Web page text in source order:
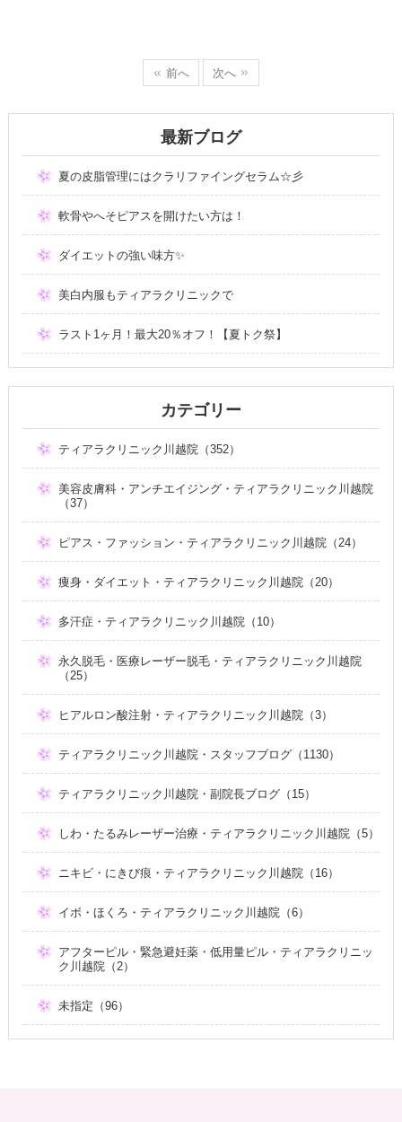
前へ 次へ
最新ブログ
夏の皮脂管理にはクラリファイングセラム☆彡
軟骨やへそピアスを開けたい方は！
ダイエットの強い味方✨
美白内服もティアラクリニックで
ラスト1ヶ月！最大20％オフ！【夏トク祭】
カテゴリー
ティアラクリニック川越院（352）
美容皮膚科・アンチエイジング・ティアラクリニック川越院
（37）
ピアス・ファッション・ティアラクリニック川越院（24）
痩身・ダイエット・ティアラクリニック川越院（20）
多汗症・ティアラクリニック川越院（10）
永久脱毛・医療レーザー脱毛・ティアラクリニック川越院
（25）
ヒアルロン酸注射・ティアラクリニック川越院（3）
ティアラクリニック川越院・スタッフブログ（1130）
ティアラクリニック川越院・副院長ブログ（15）
しわ・たるみレーザー治療・ティアラクリニック川越院（5）
ニキビ・にきび痕・ティアラクリニック川越院（16）
イボ・ほくろ・ティアラクリニック川越院（6）
アフターピル・緊急避妊薬・低用量ピル・ティアラクリニッ
ク川越院（2）
未指定（96）